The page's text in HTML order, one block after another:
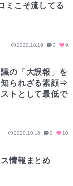
ミこそ流してる
2020.10.19 0 9
の「大誤報」を
知られざる素顔⇒
トとして最低で
2020.10.16 0 10
情報まとめ